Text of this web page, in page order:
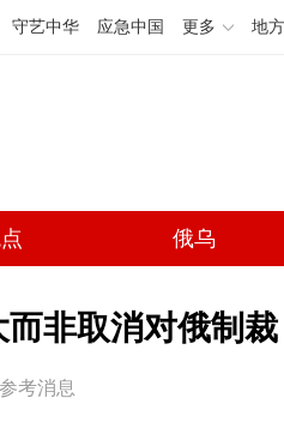
守艺中华 应急中国 更多 地
俄乌
而非取消对俄制
参考消息